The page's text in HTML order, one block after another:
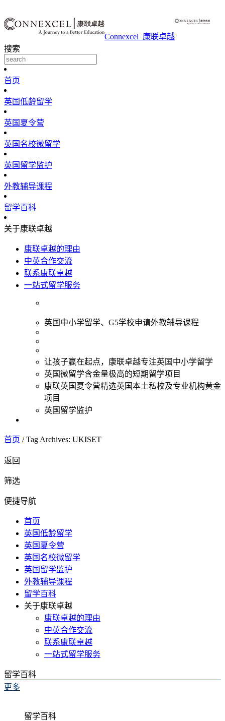
Connexcel_康联卓越
搜索
首页
英国低龄留学
英国夏令营
英国名校微留学
英国留学监护
外教辅导课程
留学百科
关于康联卓越
康联卓越的理由
中英合作交流
联系康联卓越
一站式留学服务
英国中小学留学、G5学校申请外教辅导课程
让孩子赢在起点，康联卓越专注英国中小学留学
英国微留学含金量极高的短期留学项目
康联英国夏令营精选英国本土私校及专业机构黄金
项目
英国留学监护
首页 /Tag Archives: UKISET
返回
筛选
便捷导航
首页
英国低龄留学
英国夏令营
英国名校微留学
英国留学监护
外教辅导课程
留学百科
关于康联卓越
康联卓越的理由
中英合作交流
联系康联卓越
一站式留学服务
留学百科
更多
留学百科